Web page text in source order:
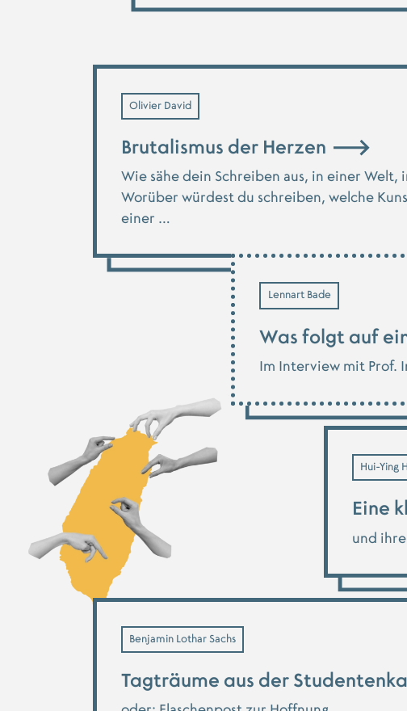
Olivier David
Brutalismus der Herzen
Wie sähe dein Schreiben aus, in einer
Worüber würdest du schreiben, welche
einer …
Lennart Bade
Was folgt auf
Im Interview mit Prof.
Hui-Ying
Eine
und
Benjamin Lothar Sachs
Tagträume aus der